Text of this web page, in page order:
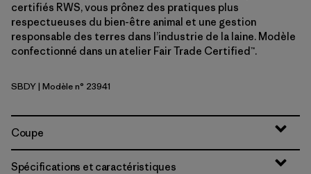
certifiés RWS, vous prônez des pratiques plus
respectueuses du bien-être animal et une gestion
responsable des terres dans l’industrie de la laine. Modèle
confectionné dans un atelier Fair Trade Certified™.
Seabird Grey
SBDY| Modèle n° 23941
Coupe
Spécifications et caractéristiques